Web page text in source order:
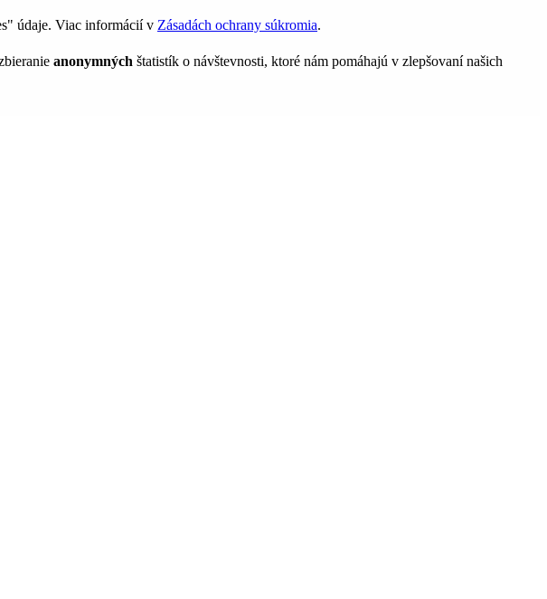
údaje. Viac informácií v Zásadách ochrany súkromia.
anonymných štatistík o návštevnosti, ktoré nám pomáhajú v zlepšovaní našich